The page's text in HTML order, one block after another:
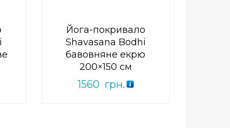
Йога-покривало
Shavasana Bodhi
бавовняне екрю
200×150 см
1560 грн.